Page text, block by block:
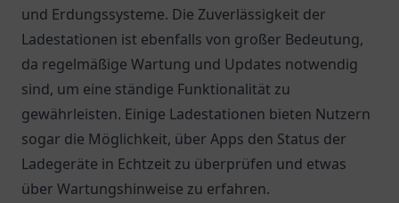
und Erdungssysteme. Die Zuverlässigkeit der
Ladestationen ist ebenfalls von großer Bedeutung,
da regelmäßige Wartung und Updates notwendig
sind, um eine ständige Funktionalität zu
gewährleisten. Einige Ladestationen bieten Nutzern
sogar die Möglichkeit, über Apps den Status der
Ladegeräte in Echtzeit zu überprüfen und etwas
über Wartungshinweise zu erfahren.